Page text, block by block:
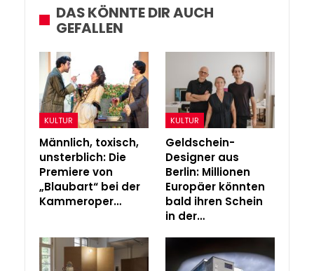
DAS KÖNNTE DIR AUCH
GEFALLEN
KULTUR
Männlich, toxisch,
unsterblich: Die
Premiere von
„Blaubart“ bei der
Kammeroper…
KULTUR
Geldschein-
Designer aus
Berlin: Millionen
Europäer könnten
bald ihren Schein
in der…